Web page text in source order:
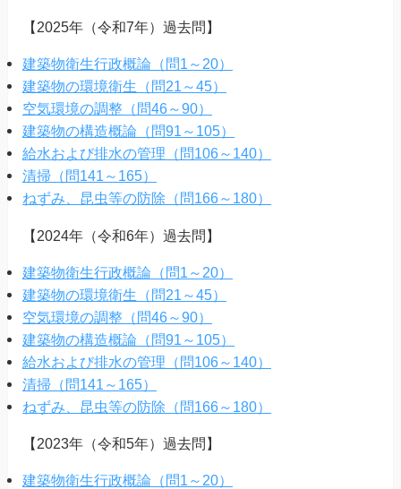
【2025年（令和7年）過去問】
建築物衛生行政概論（問1～20）
建築物の環境衛生（問21～45）
空気環境の調整（問46～90）
建築物の構造概論（問91～105）
給水および排水の管理（問106～140）
清掃（問141～165）
ねずみ、昆虫等の防除（問166～180）
【2024年（令和6年）過去問】
建築物衛生行政概論（問1～20）
建築物の環境衛生（問21～45）
空気環境の調整（問46～90）
建築物の構造概論（問91～105）
給水および排水の管理（問106～140）
清掃（問141～165）
ねずみ、昆虫等の防除（問166～180）
【2023年（令和5年）過去問】
建築物衛生行政概論（問1～20）